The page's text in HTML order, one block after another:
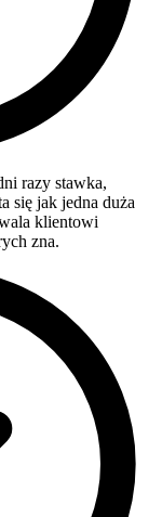
razy stawka,
się jak jedna duża
klientowi
zna.